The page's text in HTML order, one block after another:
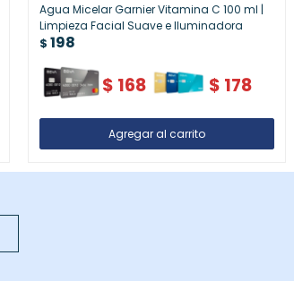
Agua Micelar Garnier Vitamina C 100 ml |
Limpieza Facial Suave e Iluminadora
$ 198
$ 168 $ 178